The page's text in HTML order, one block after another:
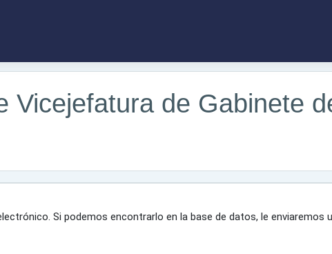
Vicejefatura de Gabinete
Si podemos encontrarlo en la base de datos, le enviaremos